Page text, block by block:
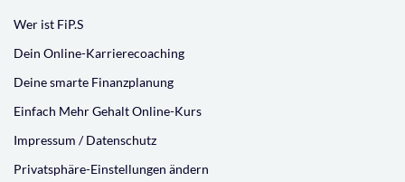
Wer ist FiP.S
Dein Online-Karrierecoaching
Deine smarte Finanzplanung
Einfach Mehr Gehalt Online-Kurs
Impressum / Datenschutz
Privatsphäre-Einstellungen ändern